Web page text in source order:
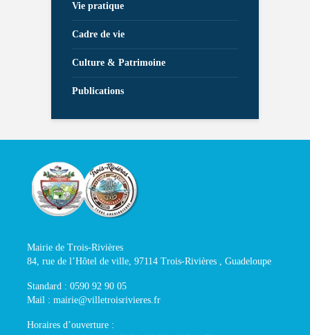
Vie pratique
Cadre de vie
Culture & Patrimoine
Publications
Mairie de Trois-Rivières
84, rue de l’Hôtel de ville, 97114 Trois-Rivières , Guadeloupe
Standard : 0590 92 90 05
Mail : mairie@villetroisrivieres.fr
Horaires d’ouverture :